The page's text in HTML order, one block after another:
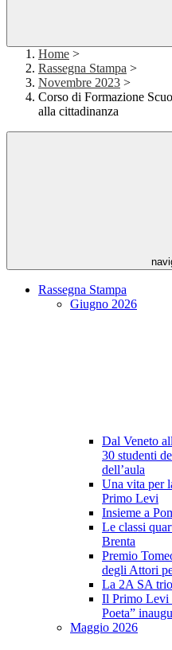
Home >
Rassegna Stampa >
Novembre 2023 >
Corso di Formazione
alla cittadinanza
Rassegna Stampa
Giugno 2026
Dal Veneto
30 studenti
dell’aula
Una vita per
Primo Levi
Insieme a
Le classi
Brenta
Premio
degli Attori
La 2A SA
Il Primo Levi
Poeta”
Maggio 2026